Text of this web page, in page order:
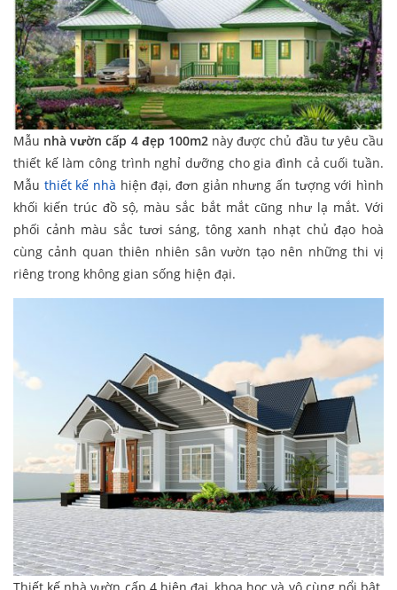
Mẫu nhà vườn cấp 4 đẹp 100m2này được chủ đầu tư yêu cầu
thiết kế làm công trình nghỉ dưỡng cho gia đình cả cuối tuần.
Mẫu thiết kế nhà hiện đại, đơn giản nhưng ấn tượng với hình
khối kiến trúc đồ sộ, màu sắc bắt mắt cũng như lạ mắt. Với
phối cảnh màu sắc tươi sáng, tông xanh nhạt chủ đạo hoà
cùng cảnh quan thiên nhiên sân vườn tạo nên những thi vị
riêng trong không gian sống hiện đại.